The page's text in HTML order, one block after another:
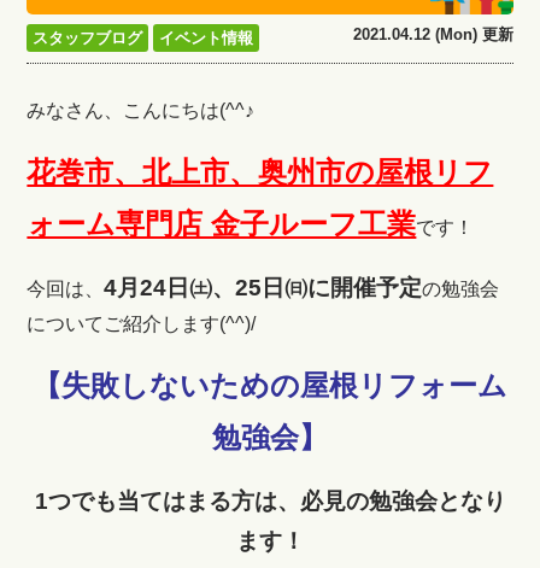
スタッフブログ イベント情報 2021.04.12 (Mon) 更新
みなさん、こんにちは(^^♪
花巻市、北上市、奥州市の屋根リフ
ォーム専門店 金子ルーフ工業です！
今回は、4月24日㈯、25日㈰に開催予定の勉強会
についてご紹介します(^^)/
【失敗しないための屋根リフォーム
勉強会】
1つでも当てはまる方は、必見の勉強会となり
ます！